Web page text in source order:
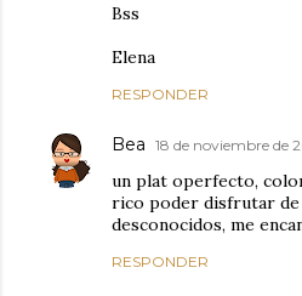
Bss
Elena
RESPONDER
Bea 18 de noviembre de
un plat operfecto,
rico poder disfrutar de
desconocidos, me
RESPONDER